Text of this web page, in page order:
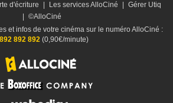
d'écriture Les services AlloCiné
Gérer Utiq
©AlloCiné
et infos de votre cinéma sur le numéro AlloCiné :
892 892(0,90€/minute)